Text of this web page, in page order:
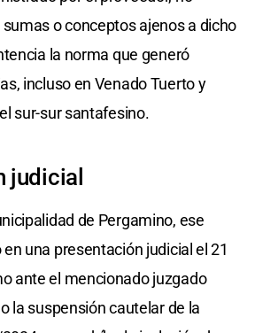
o conceptos ajenos a dicho
la norma que generó
incluso en Venado Tuerto y
sur-sur santafesino.
judicial
de Pergamino, ese
una presentación judicial el 21
ante el mencionado juzgado
la suspensión cautelar de la